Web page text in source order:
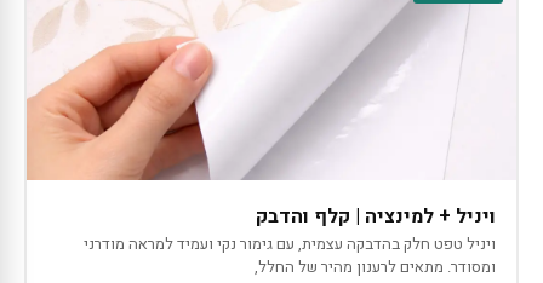
ויניל + למינציה | קלף והדבק
ויניל טפט חלק בהדבקה עצמית, עם גימור נקי ועמיד למראה מודרני
ומסודר. מתאים לרענון מהיר של החלל,